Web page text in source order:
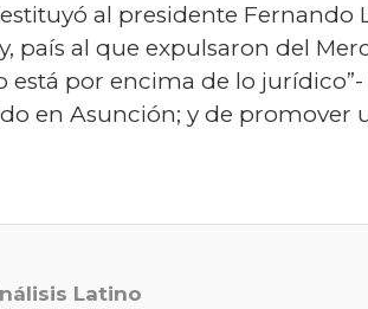
al presidente Fernando
país al que expulsaron del
por encima de lo jurídico”-
en Asunción; y de promover
Latino